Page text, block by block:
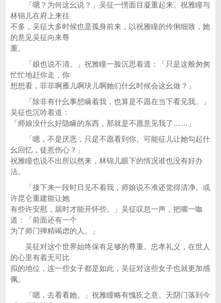
「嗯？为何这幺说？」吴征一愣面目凝重起来。祝雅瞳与
林锦儿在府上来往
不多，吴征大多时候也是孤身前来，以祝雅瞳的伶俐细致，她
的意见吴征向来尊
重。
「娘也说不清。」祝雅瞳一脸沉思着道：「只是这般匆匆
忙忙地赶你走，你
想想看，菲菲啊雁儿啊玦儿啊她们什幺时候会这幺做？」
「除非有什幺事想瞒着我，也算是不愿在当下看见我。」
吴征也沉吟着道：
「师娘没什幺好隐瞒的东西，那就是不愿意见我了……」
「嗯，不是厌恶，只是不愿看到你。可能征儿让她勾起什
幺回忆，徒惹伤心？」
祝雅瞳也说不出所以然来，林锦儿眼下的情况谁也没有好办
法。
「接下来一段时日见不着我，师娘说不准还觉得清净。或
许昆仑重建能让她
有些许安慰，届时才能开怀些。」吴征叹息一声，把嘴一呶
道：「前面还有一个
为了师门殚精竭虑的人。」
吴征对这个世界始终保有足够的尊重。忠孝礼义，在世人
的心里有着无可比
拟的地位，连一些女子都是如此，吴征对这些女子也就更加感
佩。
「嗯，去看看她。」祝雅瞳略有愧疚之意。天阴门落到今